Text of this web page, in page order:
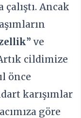
Ancak
ve
cildimize
önce
karışımlar
göre